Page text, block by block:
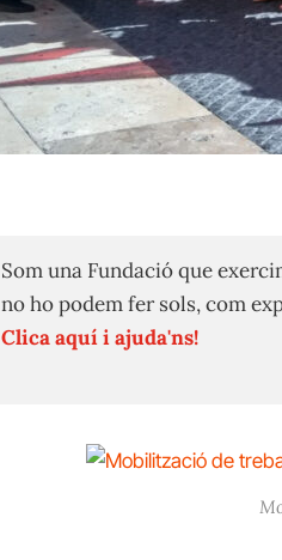
Som una Fundació que
no ho podem fer sols, com
Clica aquí i ajuda'ns!